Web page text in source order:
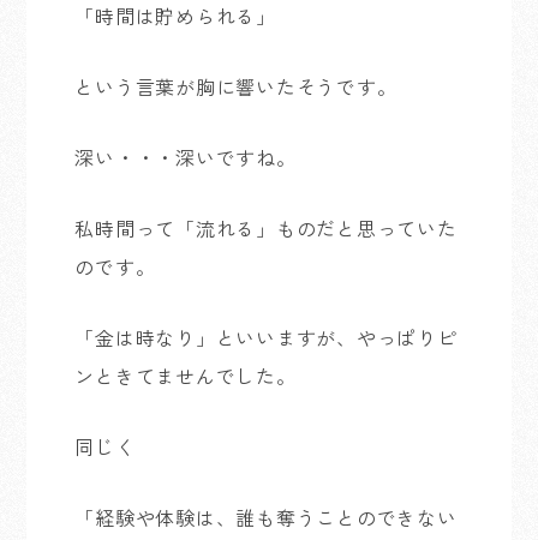
「時間は貯められる」
という言葉が胸に響いたそうです。
深い・・・深いですね。
私時間って「流れる」ものだと思っていた
のです。
「金は時なり」といいますが、やっぱりピ
ンときてませんでした。
同じく
「経験や体験は、誰も奪うことのできない